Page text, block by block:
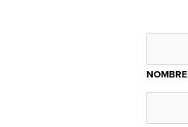
NOMBRE